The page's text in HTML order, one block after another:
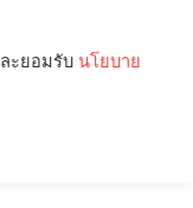
ะยอมรับ นโยบาย